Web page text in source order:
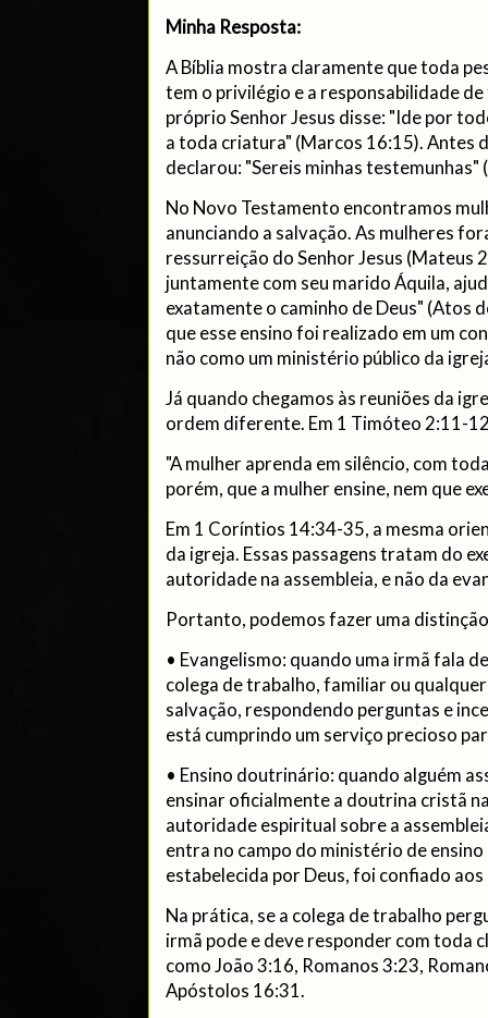
Minha Resposta:
A Bíblia mostra claramente que toda
tem o privilégio e a responsabilidade
próprio Senhor Jesus disse: "Ide por
a toda criatura" (Marcos 16:15). Antes
declarou: "Sereis minhas
No Novo Testamento encontramos
anunciando a salvação. As mulheres
ressurreição do Senhor Jesus (Mateus
juntamente com seu marido Áquila,
exatamente o caminho de Deus" (Atos
que esse ensino foi realizado em um
não como um ministério público da
Já quando chegamos às reuniões da
ordem diferente. Em 1 Timóteo 2:11-
"A mulher aprenda em silêncio, com
porém, que a mulher ensine, nem que
Em 1 Coríntios 14:34-35, a mesma
da igreja. Essas passagens tratam do
autoridade na assembleia, e não da
Portanto, podemos fazer uma
• Evangelismo: quando uma irmã fala
colega de trabalho, familiar ou
salvação, respondendo perguntas e
está cumprindo um serviço precioso
• Ensino doutrinário: quando alguém
ensinar oficialmente a doutrina cristã
autoridade espiritual sobre a
entra no campo do ministério de
estabelecida por Deus, foi confiado
Na prática, se a colega de trabalho
irmã pode e deve responder com toda
como João 3:16, Romanos 3:23,
Apóstolos 16:31.